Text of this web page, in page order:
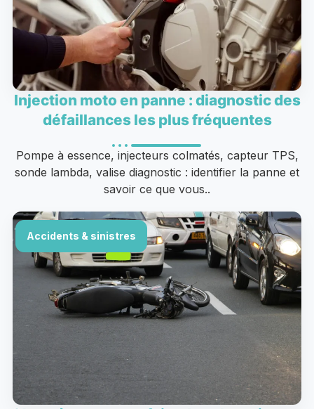
Injection moto en panne : diagnostic des
défaillances les plus fréquentes
Pompe à essence, injecteurs colmatés, capteur TPS,
sonde lambda, valise diagnostic : identifier la panne et
savoir ce que vous..
Accidents & sinistres